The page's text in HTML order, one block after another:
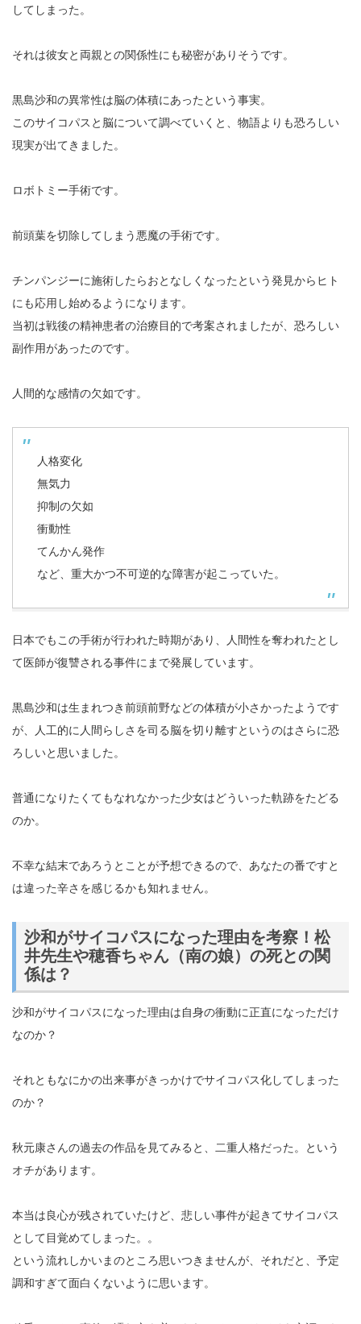
してしまった。
それは彼女と両親との関係性にも秘密がありそうです。
黒島沙和の異常性は脳の体積にあったという事実。
このサイコパスと脳について調べていくと、物語よりも恐ろしい
現実が出てきました。
ロボトミー手術です。
前頭葉を切除してしまう悪魔の手術です。
チンパンジーに施術したらおとなしくなったという発見からヒト
にも応用し始めるようになります。
当初は戦後の精神患者の治療目的で考案されましたが、恐ろしい
副作用があったのです。
人間的な感情の欠如です。
人格変化
無気力
抑制の欠如
衝動性
てんかん発作
など、重大かつ不可逆的な障害が起こっていた。
日本でもこの手術が行われた時期があり、人間性を奪われたとし
て医師が復讐される事件にまで発展しています。
黒島沙和は生まれつき前頭前野などの体積が小さかったようです
が、人工的に人間らしさを司る脳を切り離すというのはさらに恐
ろしいと思いました。
普通になりたくてもなれなかった少女はどういった軌跡をたどる
のか。
不幸な結末であろうとことが予想できるので、あなたの番ですと
は違った辛さを感じるかも知れません。
沙和がサイコパスになった理由を考察！松
井先生や穂香ちゃん（南の娘）の死との関
係は？
沙和がサイコパスになった理由は自身の衝動に正直になっただけ
なのか？
それともなにかの出来事がきっかけでサイコパス化してしまった
のか？
秋元康さんの過去の作品を見てみると、二重人格だった。という
オチがあります。
本当は良心が残されていたけど、悲しい事件が起きてサイコパス
として目覚めてしまった。。
という流れしかいまのところ思いつきませんが、それだと、予定
調和すぎて面白くないように思います。